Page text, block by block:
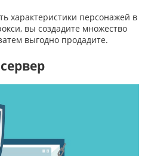
характеристики персонажей в
вы создадите множество
выгодно продадите.